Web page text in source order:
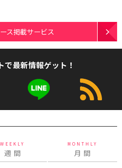
ス掲載サービス
で最新情報ゲット！
WEEKLY
週 間
MONTHLY
月 間